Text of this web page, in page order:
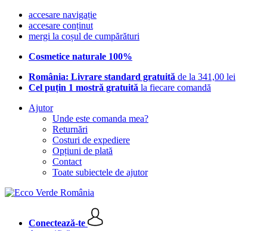
accesare navigație
accesare conținut
mergi la coșul de cumpărături
Cosmetice naturale 100%
România: Livrare standard gratuită de la 341,00 lei
Cel puțin 1 mostră gratuită la fiecare comandă
Ajutor
Unde este comanda mea?
Returnări
Costuri de expediere
Opțiuni de plată
Contact
Toate subiectele de ajutor
Conectează-te